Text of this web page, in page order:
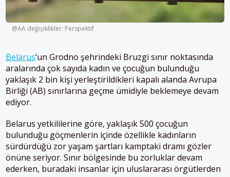
@AA değişiklikler: Perspektif
Belarus‘un Grodno şehrindeki Bruzgi sınır noktasında
aralarında çok sayıda kadın ve çocuğun bulunduğu
yaklaşık 2 bin kişi yerleştirildikleri kapalı alanda Avrupa
Birliği (AB) sınırlarına geçme ümidiyle beklemeye devam
ediyor.
Belarus yetkililerine göre, yaklaşık 500 çocuğun
bulunduğu göçmenlerin içinde özellikle kadınların
sürdürdüğü zor yaşam şartları kamptaki dramı gözler
önüne seriyor. Sınır bölgesinde bu zorluklar devam
ederken, buradaki insanlar için uluslararası örgütlerden